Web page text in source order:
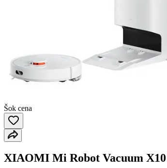
Šok cena
XIAOMI Mi Robot Vacuum